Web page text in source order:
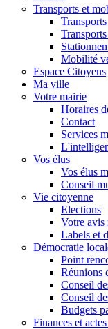
Transports et
Mobilité
Espace Citoyens
Ma ville
Votre mairie
Horaires
Contact
Services
Vos élus
Vos élus
Conseil
Vie citoyenne
Elections
Votre avis
Labels et
Démocratie
Point
Réunions
Conseil
Conseil
Budgets
Finances et